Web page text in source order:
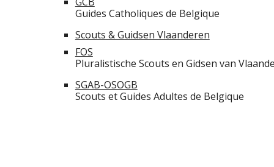
Guides Catholiques de Belgique
Scouts & Guidsen Vlaanderen
FOS
Pluralistische Scouts en Gidsen van
SGAB-OSOGB
Scouts et Guides Adultes de Belgique